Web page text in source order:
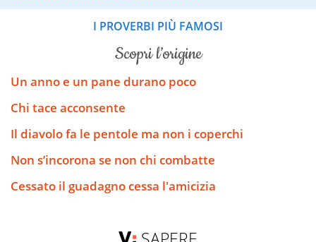
I PROVERBI PIÙ FAMOSI
scopri l’origine
Un anno e un pane durano poco
Chi tace acconsente
Il diavolo fa le pentole ma non i coperchi
Non s’incorona se non chi combatte
Cessato il guadagno cessa l'amicizia